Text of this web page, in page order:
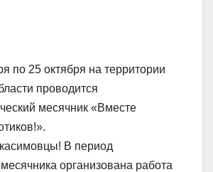
по 25 октября на территории
проводится
месячник «Вместе
В период
организована работа